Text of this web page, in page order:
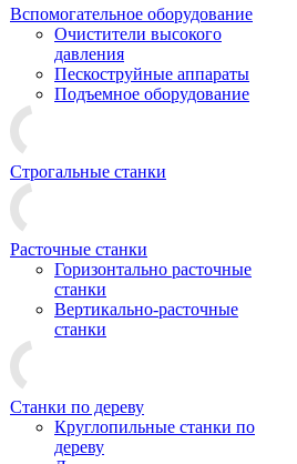
Вспомогательное оборудование
Очистители высокого
давления
Пескоструйные аппараты
Подъемное оборудование
Строгальные станки
Расточные станки
Горизонтально расточные
станки
Вертикально-расточные
станки
Станки по дереву
Круглопильные станки по
дереву